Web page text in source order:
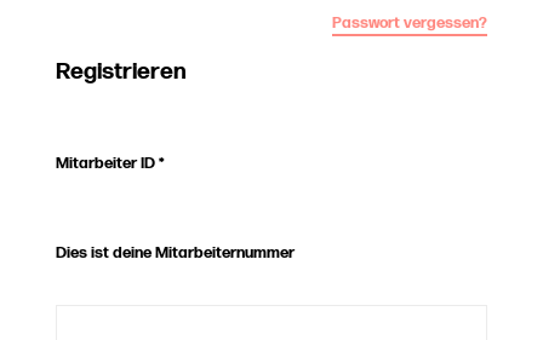
Passwort vergessen?
Registrieren
Mitarbeiter ID*
Dies ist deine Mitarbeiternummer